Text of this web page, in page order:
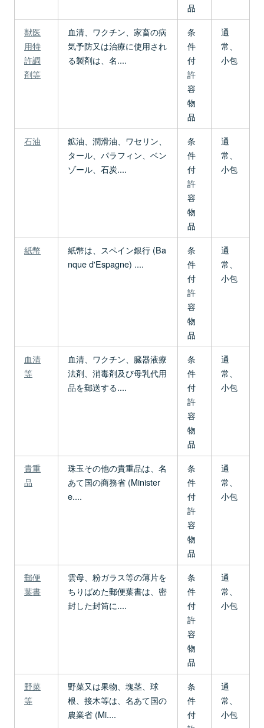
品
獣医
用特
許調
剤等
血清、ワクチン、家畜の病
気予防又は治療に使用され
る製剤は、名....
条
件
付
許
容
物
品
通
常、
小包
石油
鉱油、潤滑油、ワセリン、
タール、パラフィン、ベン
ゾール、石炭....
条
件
付
許
容
物
品
通
常、
小包
紙幣
紙幣は、スペイン銀行 (Ba
nque d'Espagne) ....
条
件
付
許
容
物
品
通
常、
小包
血清
等
血清、ワクチン、臓器液療
法剤、消毒剤及び母乳代用
品を郵送する....
条
件
付
許
容
物
品
通
常、
小包
貴重
品
珠玉その他の貴重品は、名
あて国の商務省 (Minister
e....
条
件
付
許
容
物
品
通
常、
小包
郵便
葉書
雲母、粉ガラス等の薄片を
ちりばめた郵便葉書は、密
封した封筒に....
条
件
付
許
容
物
品
通
常、
小包
野菜
等
野菜又は果物、塊茎、球
根、接木等は、名あて国の
農業省 (Mi....
条
件
付
通
常、
小包